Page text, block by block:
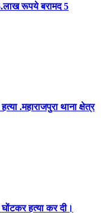
रूपये बरामद 5
.महाराजपुरा थाना क्षेत्र
हत्या कर दी।